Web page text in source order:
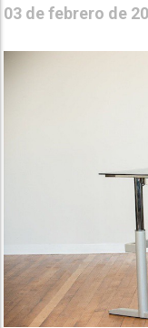
03 de febrero de